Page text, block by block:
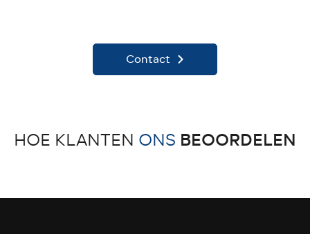
Contact
HOE KLANTEN ONS BEOORDELEN